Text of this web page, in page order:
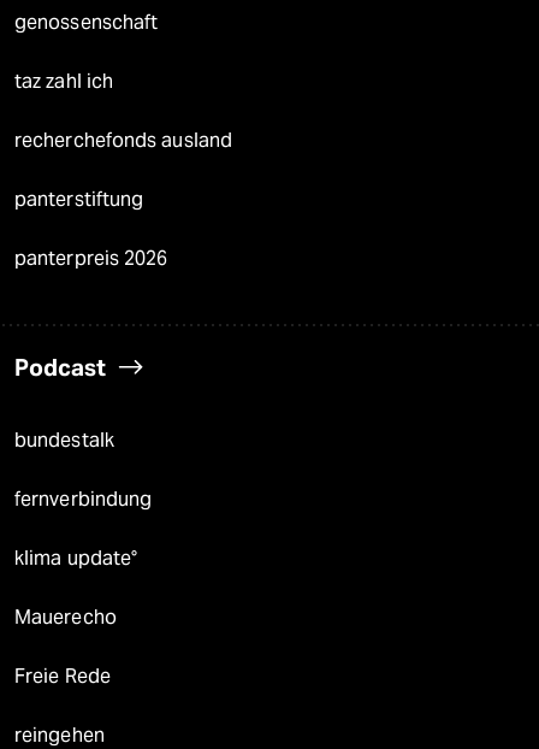
genossenschaft
taz zahl ich
recherchefonds ausland
panterstiftung
panterpreis 2026
Podcast
bundestalk
fernverbindung
klima update°
Mauerecho
Freie Rede
reingehen